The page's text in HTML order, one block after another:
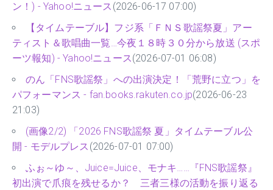
ン！) - Yahoo!ニュース (2026-06-17 07:00)
【タイムテーブル】フジ系「ＦＮＳ歌謡祭夏」アー
ティスト＆歌唱曲一覧…今夜１８時３０分から放送 (スポ
ーツ報知) - Yahoo!ニュース(2026-07-01 06:08)
のん「FNS歌謡祭」への出演決定！「荒野に立つ」を
パフォーマンス - fan.books.rakuten.co.jp(2026-06-23
21:03)
(画像2/2) 「2026 FNS歌謡祭 夏」タイムテーブル公
開 - モデルプレス (2026-07-01 07:00)
ふぉ～ゆ～、Juice=Juice、モナキ……『FNS歌謡祭』
初出演で爪痕を残せるか？ 三者三様の活動を振り返る